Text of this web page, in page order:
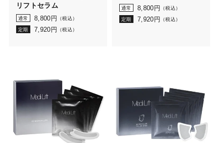
リフトセラム
通常 8,800 円 （税込）
定期 7,920 円 （税込）
イスト
通常 8,800 円 （税込）
定期 7,920 円 （税込）